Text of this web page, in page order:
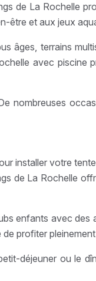
de La Rochelle
être et aux jeux
âges, terrains
avec piscine
nombreuses
installer votre
de La Rochelle
enfants avec des
profiter
déjeuner ou le